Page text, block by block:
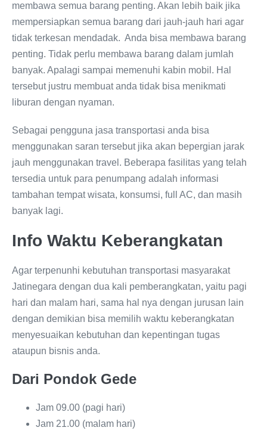
membawa semua barang penting. Akan lebih baik jika
mempersiapkan semua barang dari jauh-jauh hari agar
tidak terkesan mendadak. Anda bisa membawa barang
penting. Tidak perlu membawa barang dalam jumlah
banyak. Apalagi sampai memenuhi kabin mobil. Hal
tersebut justru membuat anda tidak bisa menikmati
liburan dengan nyaman.
Sebagai pengguna jasa transportasi anda bisa
menggunakan saran tersebut jika akan bepergian jarak
jauh menggunakan travel. Beberapa fasilitas yang telah
tersedia untuk para penumpang adalah informasi
tambahan tempat wisata, konsumsi, full AC, dan masih
banyak lagi.
Info Waktu Keberangkatan
Agar terpenunhi kebutuhan transportasi masyarakat
Jatinegara dengan dua kali pemberangkatan, yaitu pagi
hari dan malam hari, sama hal nya dengan jurusan lain
dengan demikian bisa memilih waktu keberangkatan
menyesuaikan kebutuhan dan kepentingan tugas
ataupun bisnis anda.
Dari Pondok Gede
Jam 09.00 (pagi hari)
Jam 21.00 (malam hari)